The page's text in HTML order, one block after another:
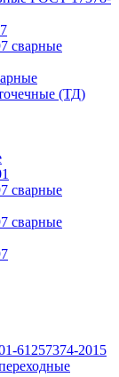
сварные
(ТД)
сварные
сварные
61257374-2015